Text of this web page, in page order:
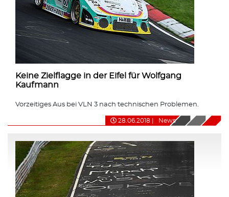
Keine Zielflagge in der Eifel für Wolfgang
Kaufmann
Vorzeitiges Aus bei VLN 3 nach technischen Problemen.
28.06.2018 News